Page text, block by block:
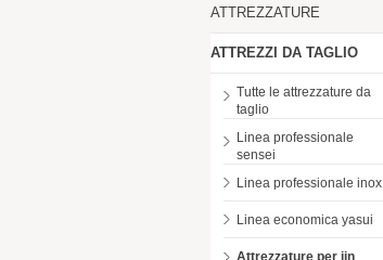
ATTREZZATURE
ATTREZZI DA TAGLIO
Tutte le attrezzature da
taglio
Linea professionale
sensei
Linea professionale inox
Linea economica yasui
Attrezzature per jin